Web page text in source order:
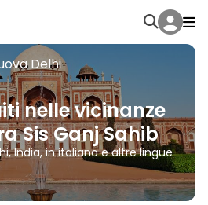
Delhi
nelle vicinanze
Sis Ganj Sahib
India, in italiano e altre lingue